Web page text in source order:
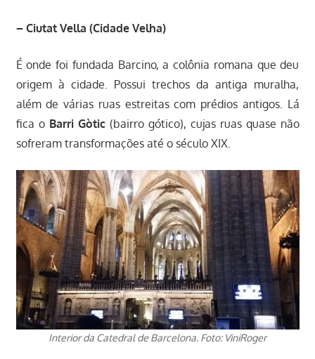
– Ciutat Vella (Cidade Velha)
É onde foi fundada Barcino, a colônia romana que deu
origem à cidade. Possui trechos da antiga muralha,
além de várias ruas estreitas com prédios antigos. Lá
fica o Barri Gòtic(bairro gótico), cujas ruas quase não
sofreram transformações até o século XIX.
Interior da Catedral de Barcelona. Foto: ViniRoger